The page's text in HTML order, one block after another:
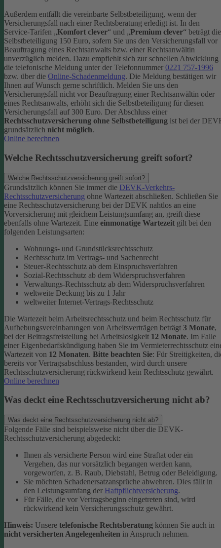
Außerdem entfällt die vereinbarte Selbstbeteiligung, wenn der
Versicherungsfall nach einer Rechtsberatung erledigt ist. In den
Service-Tarifen „Komfort clever“ und „Premium clever“ beträgt die
Selbstbeteiligung 150 Euro, sofern Sie uns den Versicherungsfall vor
Beauftragung eines Rechtsanwalts bzw. einer Rechtsanwältin
unverzüglich melden. Dazu empfiehlt sich zur schnellen Abwicklung
die telefonische Meldung unter der Telefonnummer 0221 757-1996
bzw. über die Online-Schadenmeldung. Die Meldung bestätigen wir
Ihnen auf Wunsch gerne schriftlich. Melden Sie uns den
Versicherungsfall nicht vor Beauftragung einer Rechtsanwältin oder
eines Rechtsanwalts, erhöht sich die Selbstbeteiligung für diesen
Versicherungsfall auf 300 Euro. Der Abschluss einer
Rechtsschutzversicherung ohne Selbstbeteiligung ist bei der
grundsätzlich nicht möglich.
Online berechnen
Welche Rechtsschutzversicherung greift sofort?
Welche Rechtsschutzversicherung greift sofort?
Grundsätzlich können Sie immer die DEVK-Verkehrs-
Rechtsschutzversicherung ohne Wartezeit abschließen. Schließen Sie
eine Rechtsschutzversicherung bei der DEVK nahtlos an eine
Vorversicherung mit gleichem Leistungsumfang an, greift diese
ebenfalls ohne Wartezeit. Eine einmonatige Wartezeit gilt bei den
folgenden Leistungsarten:
Wohnungs- und Grundstücksrechtsschutz
Rechtsschutz im Vertrags- und Sachenrecht
Steuer-Rechtsschutz ab dem Einspruchsverfahren
Sozial-Rechtsschutz ab dem Widerspruchsverfahren
Verwaltungs-Rechtsschutz ab dem Widerspruchsverfahren
weltweite Deckung bis zu 1 Jahr
weltweiter Internet-Vertrags-Rechtsschutz
Die Wartezeit beim Arbeitsrechtsschutz und beim Rechtsschutz für
Aufhebungsvereinbarungen von Arbeitsverträgen beträgt 3 Monate,
bei der Beitragsfreistellung bei Arbeitslosigkeit 12 Monate. Im Falle
einer Eigenbedarfskündigung haben Sie im Vermieterrechtsschutz
Wartezeit von 12 Monaten. Bitte beachten Sie: Für Streitigkeiten,
bereits vor Vertragsabschluss bestanden, wird durch unsere
Rechtsschutzversicherung rückwirkend kein Rechtsschutz gewährt.
Online berechnen
Was deckt eine Rechtsschutzversicherung nicht ab?
Was deckt eine Rechtsschutzversicherung nicht ab?
Folgende Fälle sind beispielsweise nicht über die DEVK-
Rechtsschutzversicherung abgedeckt:
Ihnen als versicherte Person wird eine Straftat oder ein
Vergehen, das nur vorsätzlich begangen werden kann,
vorgeworfen, z. B. Raub, Diebstahl, Betrug oder Beleidigung.
Sie möchten Schadenersatzansprüche abwehren. Dies fällt in
den Leistungsumfang der Haftpflichtversicherung.
Für Fälle, die vor Vertragsbeginn eingetreten sind, wird
rückwirkend kein Versicherungsschutz gewährt.
Hinweis: Unsere telefonische Rechtsberatung können Sie auch in
nicht versicherten Angelegenheiten in Anspruch nehmen.